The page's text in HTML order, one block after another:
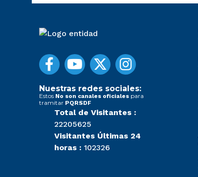
Nuestras redes sociales:
Estos No son canales oficiales para
tramitar PQRSDF
Total de Visitantes :
22205625
Visitantes Últimas 24
horas : 102326